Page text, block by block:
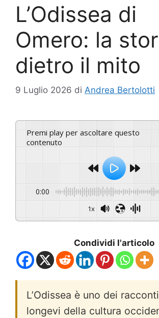
L’Odissea di
Omero: la
dietro il mito
9 Luglio 2026 di Andrea Bertolotti
Premi play per ascoltare questo
contenuto
0:00
1x
Condividi l'articolo
L’Odissea è uno dei
longevi della cultura